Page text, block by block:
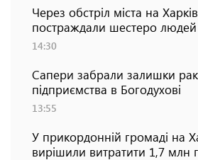
Через обстріл міста на
постраждали шестеро людей
14:30
Сапери забрали залишки
підприємства в Богодухові
13:55
У прикордонній громаді на
вирішили витратити 1,7 млн